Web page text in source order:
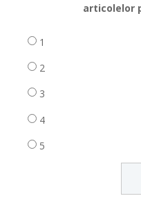
articolelor
1
2
3
4
5